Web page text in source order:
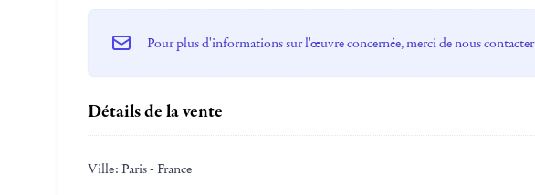
Pour plus d'informations sur l'œuvre concernée, merci de nous contacter
Détails de la vente
Ville: Paris - France